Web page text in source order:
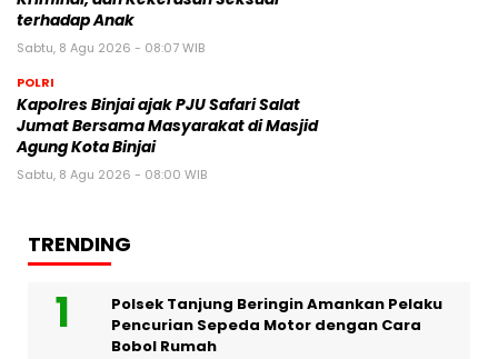
terhadap Anak
Sabtu, 8 Agu 2026 - 08:07 WIB
POLRI
Kapolres Binjai ajak PJU Safari Salat
Jumat Bersama Masyarakat di Masjid
Agung Kota Binjai
Sabtu, 8 Agu 2026 - 08:00 WIB
TRENDING
Polsek Tanjung Beringin Amankan Pelaku
Pencurian Sepeda Motor dengan Cara
Bobol Rumah